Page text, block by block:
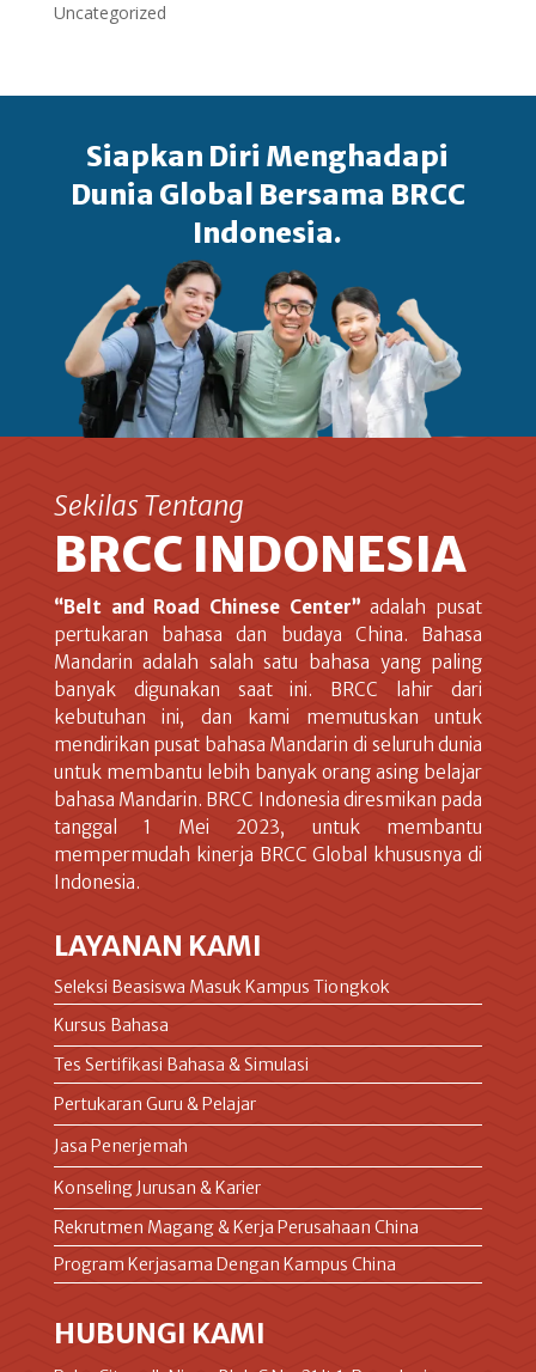
Uncategorized
Siapkan Diri Menghadapi
Dunia Global Bersama BRCC
Indonesia.
Sekilas Tentang
BRCC INDONESIA
“Belt and Road Chinese Center” adalah pusat
pertukaran bahasa dan budaya China. Bahasa
Mandarin adalah salah satu bahasa yang paling
banyak digunakan saat ini. BRCC lahir dari
kebutuhan ini, dan kami memutuskan untuk
mendirikan pusat bahasa Mandarin di seluruh dunia
untuk membantu lebih banyak orang asing belajar
bahasa Mandarin. BRCC Indonesia diresmikan pada
tanggal 1 Mei 2023, untuk membantu
mempermudah kinerja BRCC Global khususnya di
Indonesia.
LAYANAN KAMI
Seleksi Beasiswa Masuk Kampus Tiongkok
Kursus Bahasa
Tes Sertifikasi Bahasa & Simulasi
Pertukaran Guru & Pelajar
Jasa Penerjemah
Konseling Jurusan & Karier
Rekrutmen Magang & Kerja Perusahaan China
Program Kerjasama Dengan Kampus China
HUBUNGI KAMI